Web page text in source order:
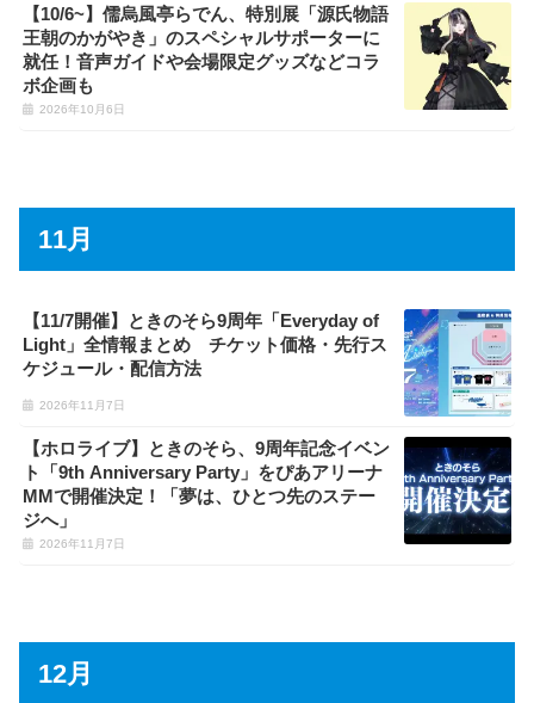
2026年10月6日
【10/6~】儒烏風亭らでん、特別展「源氏物語
王朝のかがやき」のスペシャルサポーターに
就任！音声ガイドや会場限定グッズなどコラ
ボ企画も
11月
2026年11月7日
【11/7開催】ときのそら9周年「Everyday of
Light」全情報まとめ チケット価格・先行ス
ケジュール・配信方法
2026年11月7日
【ホロライブ】ときのそら、9周年記念イベン
ト「9th Anniversary Party」をぴあアリーナ
MMで開催決定！「夢は、ひとつ先のステー
ジへ」
12月